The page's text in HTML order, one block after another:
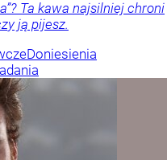
Ta kawa najsilniej chroni
ją pijesz.
Doniesienia